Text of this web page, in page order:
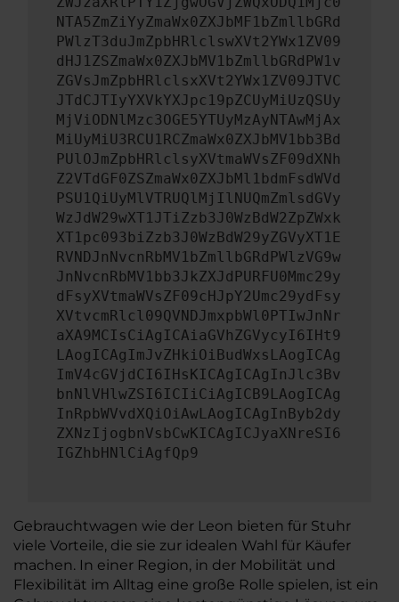
NTA5ZmZiYyZmaWx0ZXJbMF1bZmllbGRd
PWlzT3duJmZpbHRlclswXVt2YWx1ZV09
dHJ1ZSZmaWx0ZXJbMV1bZmllbGRdPW1v
ZGVsJmZpbHRlclsxXVt2YWx1ZV09JTVC
JTdCJTIyYXVkYXJpc19pZCUyMiUzQSUy
MjViODNlMzc3OGE5YTUyMzAyNTAwMjAx
MiUyMiU3RCU1RCZmaWx0ZXJbMV1bb3Bd
PUlOJmZpbHRlclsyXVtmaWVsZF09dXNh
Z2VTdGF0ZSZmaWx0ZXJbMl1bdmFsdWVd
PSU1QiUyMlVTRUQlMjIlNUQmZmlsdGVy
WzJdW29wXT1JTiZzb3J0WzBdW2ZpZWxk
XT1pc093biZzb3J0WzBdW29yZGVyXT1E
RVNDJnNvcnRbMV1bZmllbGRdPWlzVG9w
JnNvcnRbMV1bb3JkZXJdPURFU0Mmc29y
dFsyXVtmaWVsZF09cHJpY2Umc29ydFsy
XVtvcmRlcl09QVNDJmxpbWl0PTIwJnNr
aXA9MCIsCiAgICAiaGVhZGVycyI6IHt9
LAogICAgImJvZHkiOiBudWxsLAogICAg
ImV4cGVjdCI6IHsKICAgICAgInJlc3Bv
bnNlVHlwZSI6ICIiCiAgICB9LAogICAg
InRpbWVvdXQiOiAwLAogICAgInByb2dy
ZXNzIjogbnVsbCwKICAgICJyaXNreSI6
IGZhbHNlCiAgfQp9
Gebrauchtwagen wie der Leon bieten für Stuhr
viele Vorteile, die sie zur idealen Wahl für Käufer
machen. In einer Region, in der Mobilität und
Flexibilität im Alltag eine große Rolle spielen, ist ein